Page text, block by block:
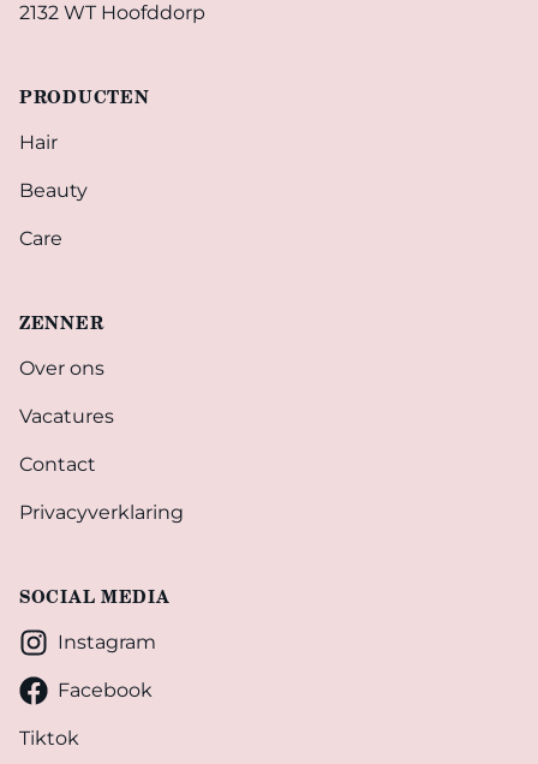
2132 WT Hoofddorp
PRODUCTEN
Hair
Beauty
Care
ZENNER
Over ons
Vacatures
Contact
Privacyverklaring
SOCIAL MEDIA
Instagram
Facebook
Tiktok